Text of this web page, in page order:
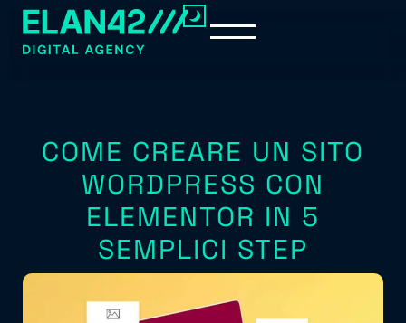
COME CREARE UN SITO
WORDPRESS CON
ELEMENTOR IN 5
SEMPLICI STEP